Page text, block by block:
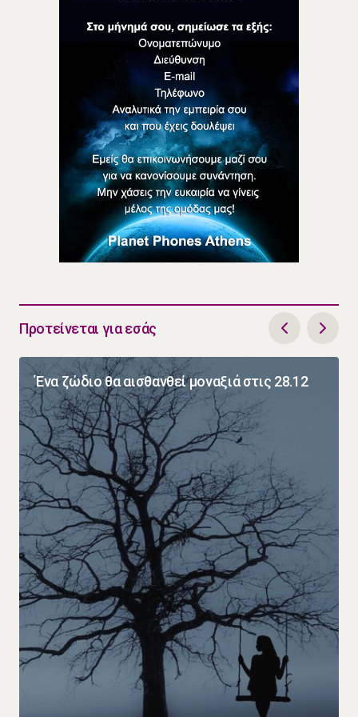
Προτείνεται για εσάς
Ένα ζώδιο θα αισθανθεί μοναξιά στις 28.12